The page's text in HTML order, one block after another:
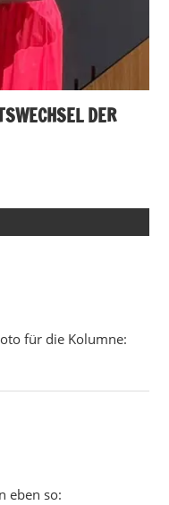
DER
für die Kolumne:
eben so: